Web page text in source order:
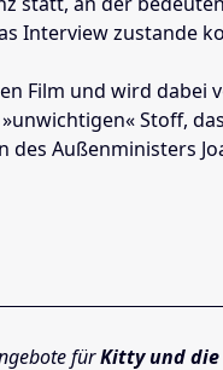
Interview zustande
Film und wird dabei
Stoff,
des Außenministers
fürKitty und